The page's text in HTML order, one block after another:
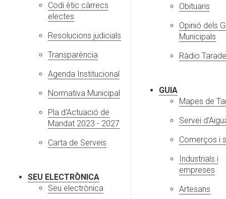
Codi ètic càrrecs
electes
Resolucions judicials
Transparència
Agenda Institucional
Normativa Municipal
Pla d'Actuació de
Mandat 2023 - 2027
Carta de Serveis
SEU ELECTRÒNICA
Seu electrònica
Obituaris
Opinió dels
Municipals
Ràdio
GUIA
Mapes de
Servei
Comerços i
Industrials i
empreses
Artesans